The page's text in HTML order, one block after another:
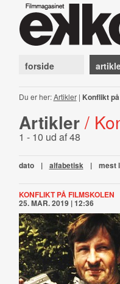
forside
Du er her:Artikler| Konflikt
Artikler /
1 - 10 ud af 48
dato | alfabetisk | mest
KONFLIKT PÅ FILMSKOLEN
25. MAR. 2019 | 12:36